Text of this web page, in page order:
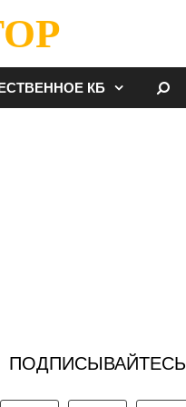
КБ
ПОДПИСЫВАЙТЕСЬ